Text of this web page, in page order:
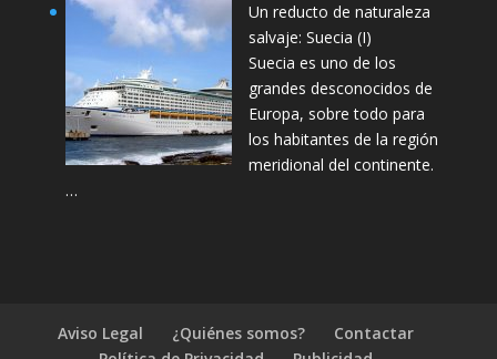
Un reducto de naturaleza
salvaje: Suecia (I)
Suecia es uno de los
grandes desconocidos de
Europa, sobre todo para
los habitantes de la región
meridional del continente.
…
Aviso Legal ¿Quiénes somos?
Contactar